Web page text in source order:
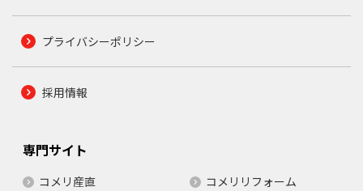
プライバシーポリシー
採用情報
専門サイト
コメリ産直
コメリリフォーム